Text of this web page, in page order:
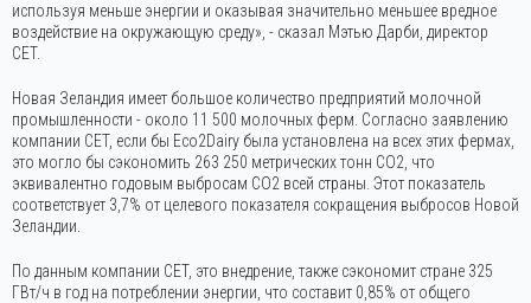
используя меньше энергии и оказывая значительно меньшее вредное
воздействие на окружающую среду», - сказал Мэтью Дарби, директор
CET.
Новая Зеландия имеет большое количество предприятий молочной
промышленности - около 11 500 молочных ферм. Согласно заявлению
компании CET, если бы Eco2Dairy была установлена ​​на всех этих фермах,
это могло бы сэкономить 263 250 метрических тонн CO2, что
эквивалентно годовым выбросам СО2 всей страны. Этот показатель
соответствует 3,7% от целевого показателя сокращения выбросов Новой
Зеландии.
По данным компании CET, это внедрение, также сэкономит стране 325
ГВт/ч в год на потреблении энергии, что составит 0,85% от общего